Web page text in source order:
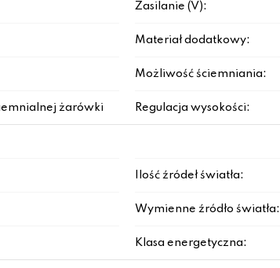
Zasilanie (V):
Materiał dodatkowy:
Możliwość ściemniania:
żarówki Regulacja wysokości:
Ilość źródeł światła:
Wymienne źródło światła:
Klasa energetyczna: